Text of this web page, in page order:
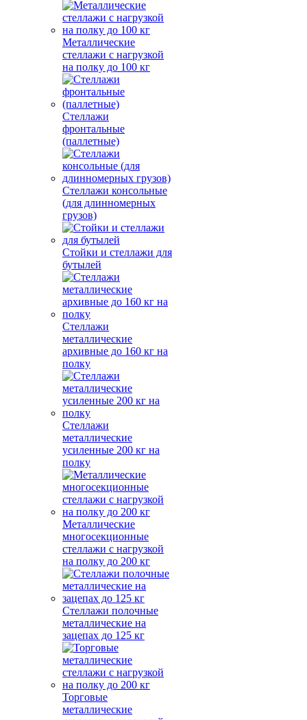
Металлические
стеллажи с нагрузкой
на полку до 100 кг
Стеллажи
фронтальные
(паллетные)
Стеллажи консольные
(для длинномерных
грузов)
Стойки и стеллажи для
бутылей
Стеллажи
металлические
архивные до 160 кг на
полку
Стеллажи
металлические
усиленные 200 кг на
полку
Металлические
многосекционные
стеллажи с нагрузкой
на полку до 200 кг
Стеллажи полочные
металлические на
зацепах до 125 кг
Торговые
металлические